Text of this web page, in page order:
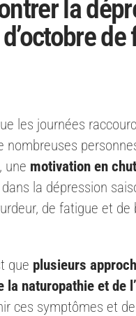
la
de
les journées
nombreuses
, une motivation en
la dépression
de fatigue et de
que plusieurs
naturopathie et de
ces symptômes et